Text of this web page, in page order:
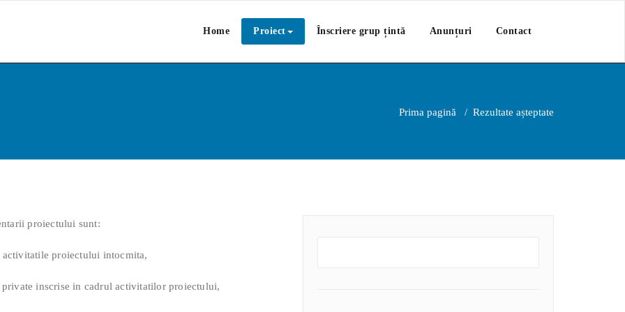
Home Proiect Înscriere grup țintă Anunțuri Contact
Prima pagină / Rezultate așteptate
proiectului sunt:
activitatile proiectului intocmita,
inscrise in cadrul activitatilor proiectului,